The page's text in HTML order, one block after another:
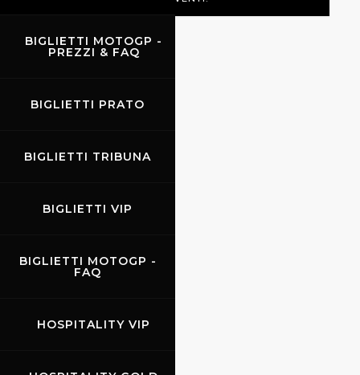
BIGLIETTI MOTOGP -
PREZZI & FAQ
BIGLIETTI PRATO
BIGLIETTI TRIBUNA
BIGLIETTI VIP
BIGLIETTI MOTOGP -
FAQ
HOSPITALITY VIP